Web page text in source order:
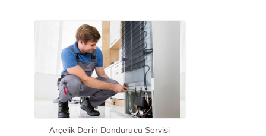
Arçelik Derin Dondurucu Servisi